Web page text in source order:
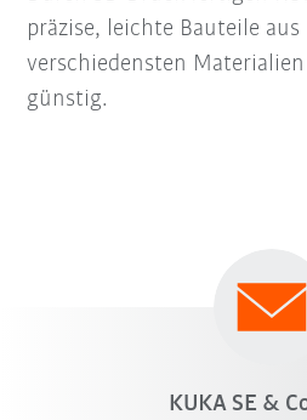
präzise, leichte Bauteile aus
verschiedensten
günstig.
KUKA SE &